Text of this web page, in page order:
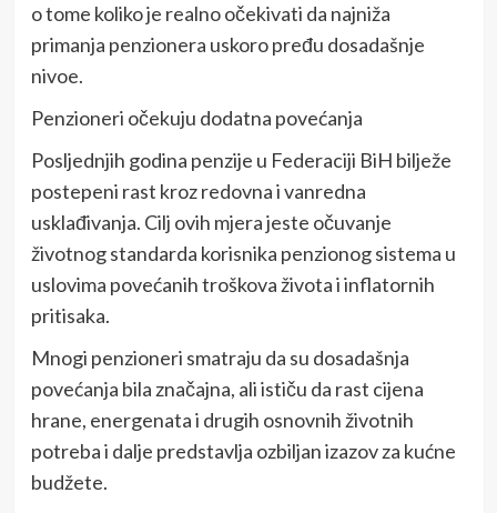
o tome koliko je realno očekivati da najniža
primanja penzionera uskoro pređu dosadašnje
nivoe.
Penzioneri očekuju dodatna povećanja
Posljednjih godina penzije u Federaciji BiH bilježe
postepeni rast kroz redovna i vanredna
usklađivanja. Cilj ovih mjera jeste očuvanje
životnog standarda korisnika penzionog sistema u
uslovima povećanih troškova života i inflatornih
pritisaka.
Mnogi penzioneri smatraju da su dosadašnja
povećanja bila značajna, ali ističu da rast cijena
hrane, energenata i drugih osnovnih životnih
potreba i dalje predstavlja ozbiljan izazov za kućne
budžete.